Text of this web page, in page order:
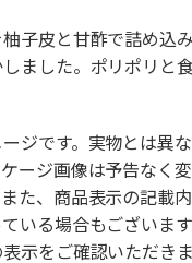
子皮と甘酢で詰め込
ました。ポリポリと
ジです。実物とは異
ージ画像は予告なく
た、商品表示の記載
いる場合もございま
示をご確認いただき